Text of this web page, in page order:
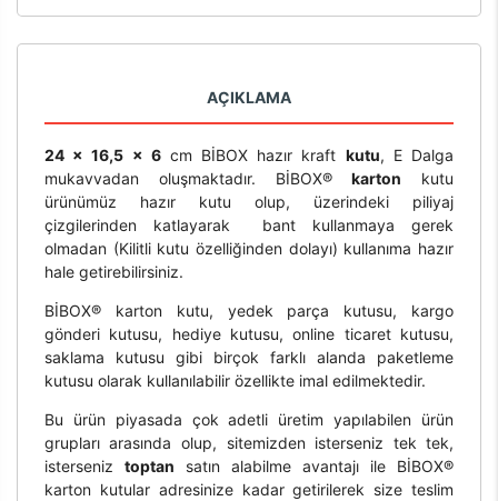
AÇIKLAMA
24 x 16,5 x 6cm BİBOX hazır kraft kutu, E Dalga
mukavvadan oluşmaktadır. BİBOX®karton kutu
ürünümüz hazır kutu olup, üzerindeki piliyaj
çizgilerinden katlayarak bant kullanmaya gerek
olmadan (Kilitli kutu özelliğinden dolayı) kullanıma hazır
hale getirebilirsiniz.
BİBOX® karton kutu, yedek parça kutusu, kargo
gönderi kutusu, hediye kutusu, online ticaret kutusu,
saklama kutusu gibi birçok farklı alanda paketleme
kutusu olarak kullanılabilir özellikte imal edilmektedir.
Bu ürün piyasada çok adetli üretim yapılabilen ürün
grupları arasında olup, sitemizden isterseniz tek tek,
isterseniz toptan satın alabilme avantajı ile BİBOX®
karton kutular adresinize kadar getirilerek size teslim